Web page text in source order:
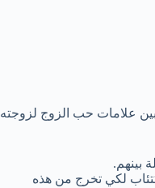
علامات حب الزوج لزوجته
بينهم.
لكي تخرج من هذه